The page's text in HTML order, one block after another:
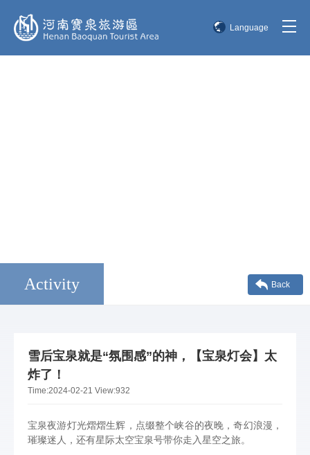
Language
Activity Back
雪后宝泉就是“氛围感”的神，【宝泉灯会】太
炸了！
Time:2024-02-21 View:932
宝泉夜游灯光熠熠生辉，点缀整个峡谷的夜晚，奇幻浪漫，
璀璨迷人，还有星际太空宝泉号带你走入星空之旅。